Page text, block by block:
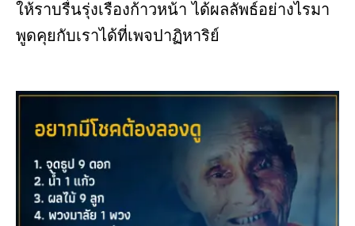
ให้ราบรื่นรุ่งเรืองก้าวหน้า ได้ผลลัพธ์อย่างไรมา
พูดคุยกับเราได้ที่เพจปาฏิหาริย์